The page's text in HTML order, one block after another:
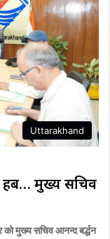
Uttarakhand
हब… मुख्य सचिव
मुख्य सचिव आनन्द बर्द्धन